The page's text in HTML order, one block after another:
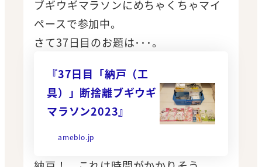
ブギウギマラソンにめちゃくちゃマイ
ペースで参加中。
さて37日目のお題は･･･。
『37日目「納戸（工
具）」断捨離ブギウギ
マラソン2023』
ameblo.jp